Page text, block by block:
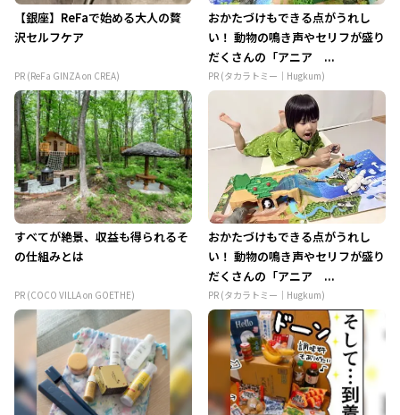
【銀座】ReFaで始める大人の贅
沢セルフケア
PR (ReFa GINZA on CREA)
おかたづけもできる点がうれし
い！ 動物の鳴き声やセリフが盛り
だくさんの「アニア ...
PR (タカラトミー｜Hugkum)
すべてが絶景、収益も得られるそ
の仕組みとは
PR (COCO VILLA on GOETHE)
おかたづけもできる点がうれし
い！ 動物の鳴き声やセリフが盛り
だくさんの「アニア ...
PR (タカラトミー｜Hugkum)